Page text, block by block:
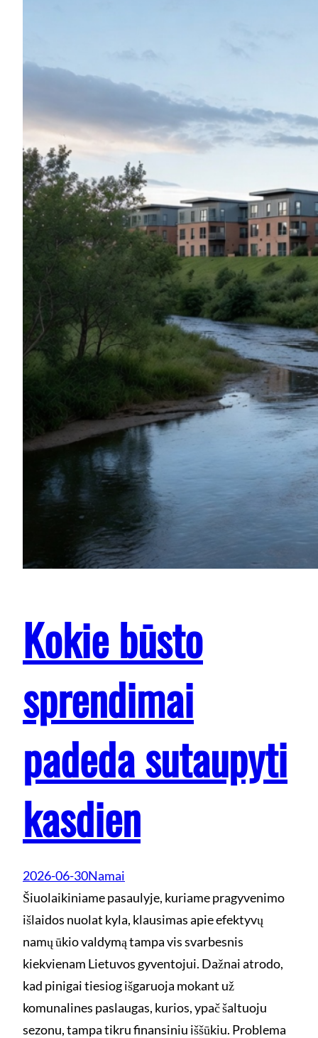
Kokie būsto
sprendimai
padeda sutaupyti
kasdien
2026-06-30Namai
Šiuolaikiniame pasaulyje, kuriame pragyvenimo
išlaidos nuolat kyla, klausimas apie efektyvų
namų ūkio valdymą tampa vis svarbesnis
kiekvienam Lietuvos gyventojui. Dažnai atrodo,
kad pinigai tiesiog išgaruoja mokant už
komunalines paslaugas, kurios, ypač šaltuoju
sezonu, tampa tikru finansiniu iššūkiu. Problema